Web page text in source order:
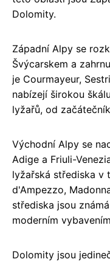
Dolomity.
Západní Alpy se
Švýcarskem a
je Courmayeur,
nabízejí širokou
lyžařů, od
Východní Alpy se
Adige a Friuli-
lyžařská střediska v
d'Ampezzo,
střediska jsou
moderním
Dolomity jsou